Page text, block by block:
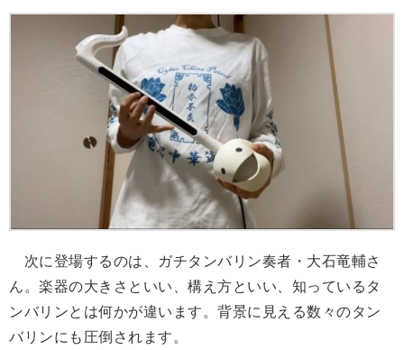
次に登場するのは、ガチタンバリン奏者・大石竜輔さ
ん。楽器の大きさといい、構え方といい、知っているタ
ンバリンとは何かが違います。背景に見える数々のタン
バリンにも圧倒されます。